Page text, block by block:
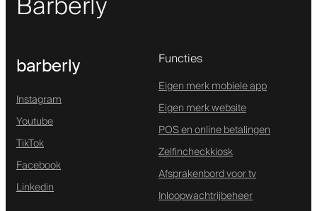
barberly
Instagram
Youtube
TikTok
Facebook
Linkedin
Functies
Eigen merk mobiele app
Eigen merk website
POS en online betalingen
Zelfincheckkiosk
Afsprakenbord voor tv
Inloopwachtrijbeheer